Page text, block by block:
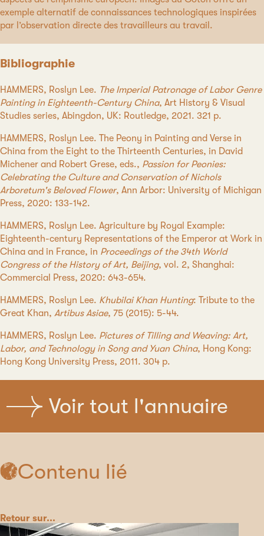
exemple alternatif de connaissances technologiques inspirées
par l’observation directe des travailleurs au travail.
Bibliographie
HAMMERS, Roslyn Lee. The Imperial Patronage of Labor Genre
Painting in Eighteenth-Century China, Art History & Visual
Studies series, Abingdon, UK: Routledge, 2021. 321 p.
HAMMERS, Roslyn Lee. The Peony in Painting and Verse in
China from the Eight to the Thirteenth Centuries, in David
Michener and Robert Grese, eds., Passion for Peonies:
Celebrating the Culture and Conservation of Nichols
Arboretum's Beloved Flower, Ann Arbor: University of Michigan
Press, 2020: 133-142.
HAMMERS, Roslyn Lee. Agriculture by Royal Example:
Eighteenth-century Representations of the Emperor at Work in
China and in France, in Proceedings of the 34th World
Congress of the History of Art, Beijing, vol. 2, Shanghai:
Commercial Press, 2020: 643-654.
HAMMERS, Roslyn Lee. Khubilai Khan Hunting: Tribute to the
Great Khan, Artibus Asiae, 75 (2015): 5-44.
HAMMERS, Roslyn Lee. Pictures of Tilling and Weaving: Art,
Labor, and Technology in Song and Yuan China, Hong Kong:
Hong Kong University Press, 2011. 304 p.
Voir tout l'annuaire
Contenu lié
Catégorie
Retour sur...